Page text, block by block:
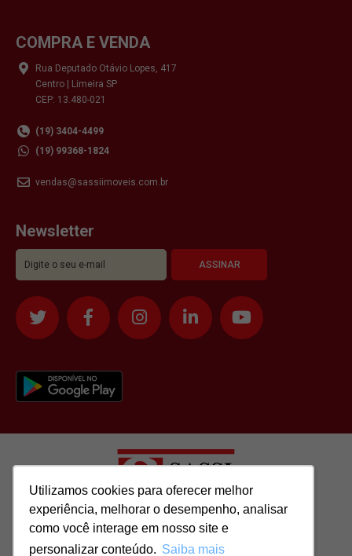
Utilizamos cookies para oferecer melhor
experiência, melhorar o desempenho, analisar
como você interage em nosso site e
personalizar conteúdo. Saiba mais
Utilizamos cookies para oferecer melhor
experiência, melhorar o desempenho, analisar
como você interage em nosso site e
personalizar conteúdo. Saiba mais
COMPRA E VENDA
Rua Deputado Otávio Lopes, 417
Centro | Limeira SP
CEP: 13.480-021
(19) 3404-4499
(19) 99368-1824
vendas@sassiimoveis.com.br
Newsletter
Todos os direitos reservados para: SASSI IMÓVEIS LTDA | CNPJ: